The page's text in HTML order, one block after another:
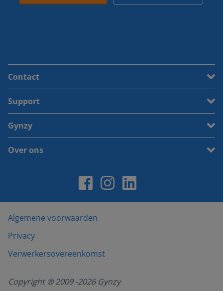
Contact
Support
Gynzy
Over ons
Algemene voorwaarden
Privacy
Verwerkersovereenkomst
Copyright ® 2009 -2026Gynzy